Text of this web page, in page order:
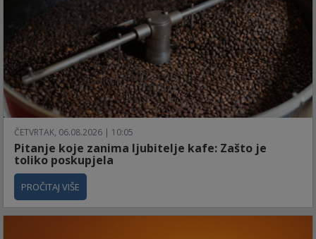
ČETVRTAK, 06.08.2026 | 10:05
Pitanje koje zanima ljubitelje kafe: Zašto je
toliko poskupjela
PROČITAJ VIŠE